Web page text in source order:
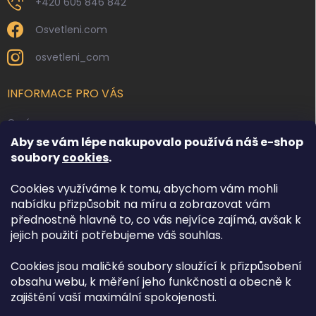
Aby se vám lépe nakupovalo používá náš e-shop
souborycookies.
Cookies využíváme k tomu, abychom vám mohli
nabídku přizpůsobit na míru a zobrazovat vám
přednostně hlavně to, co vás nejvíce zajímá, avšak k
jejich použití potřebujeme váš souhlas.
Cookies jsou maličké soubory sloužící k přizpůsobení
obsahu webu, k měření jeho funkčnosti a obecně k
zajištění vaší maximální spokojenosti.
Osvetleni.com
osvetleni_com
INFORMACE PRO VÁS
O nás
Kontakty
Obchodní podmínky
Podmínky ochrany osobních údajů
Reklamace zboží
Doprava a platba
FACEBOOK